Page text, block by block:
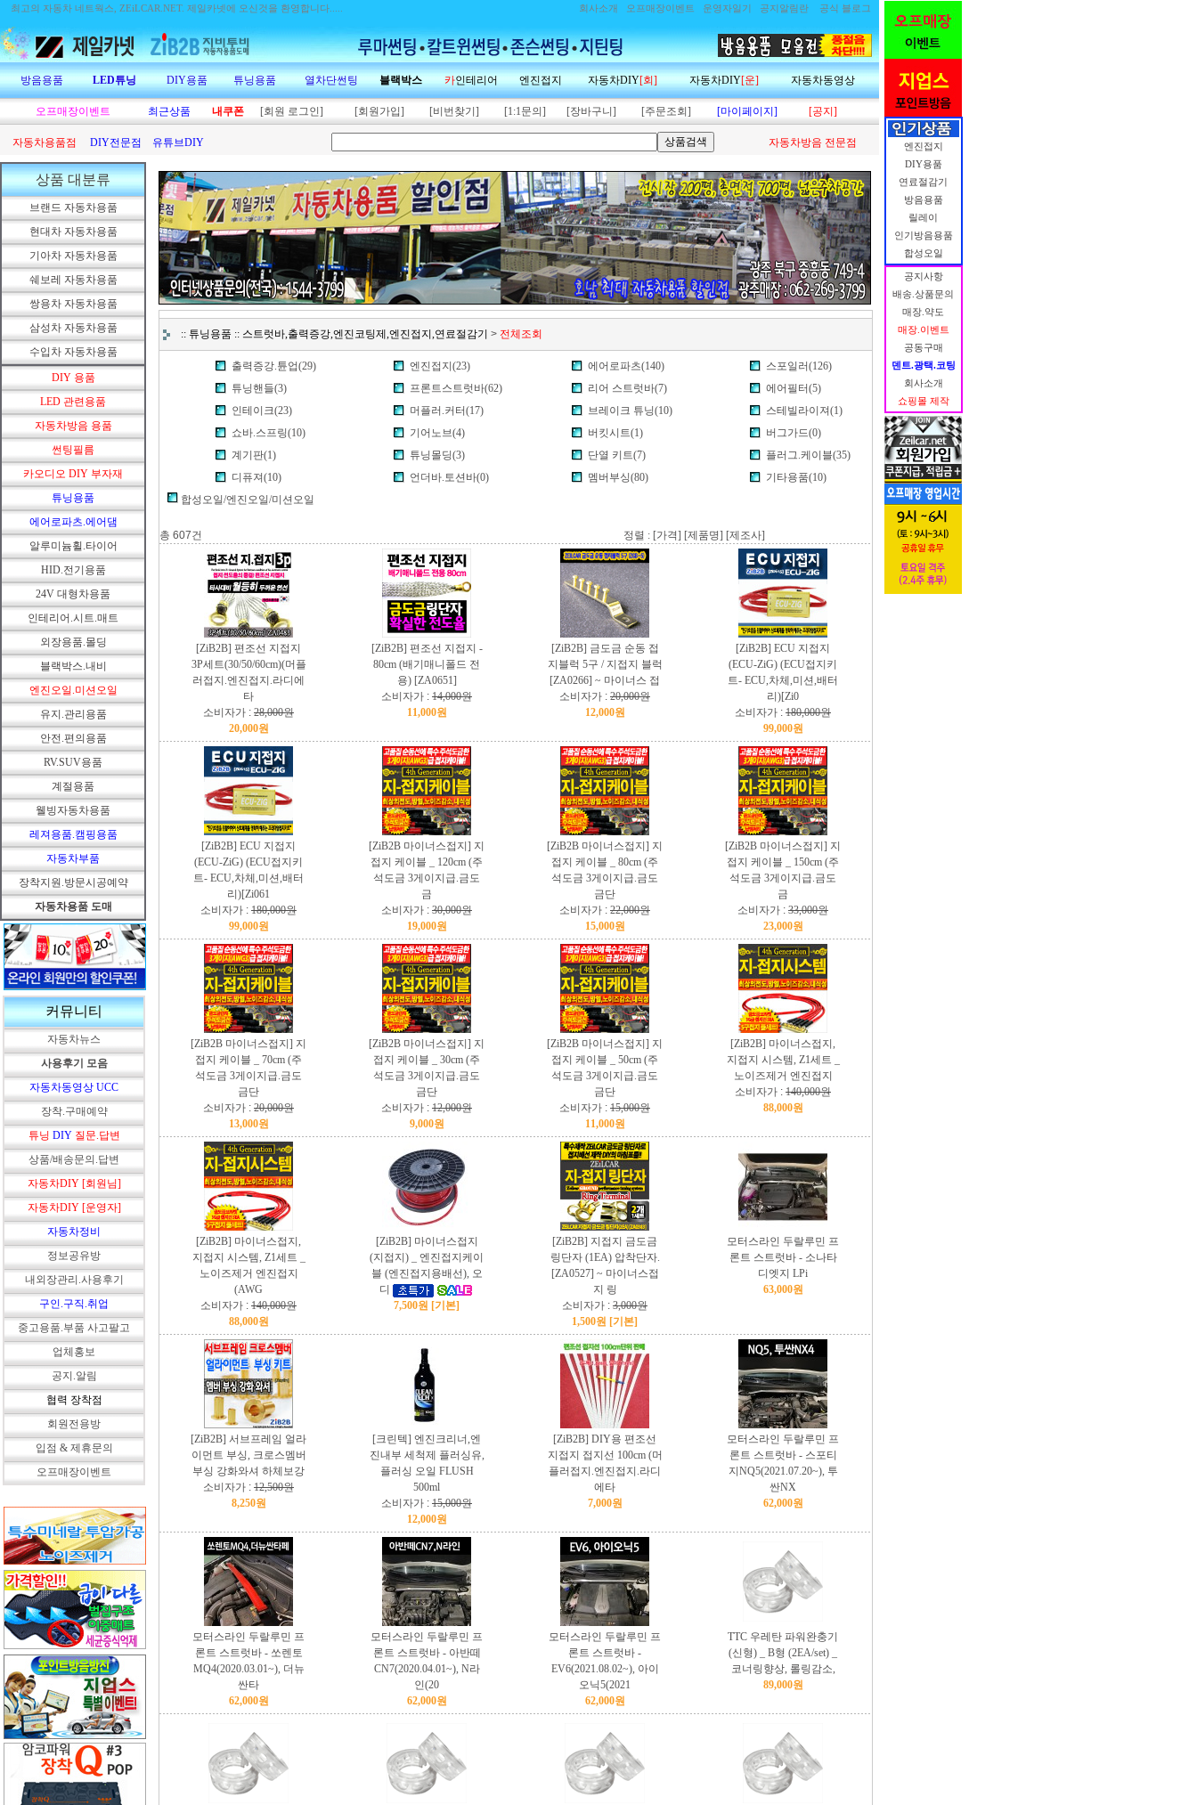
최고의 자동차 네트웍스, ZEiLCAR.NET. 제일카넷에 오신것을 환영합니다..... 회사소개 오프매장이벤트 운영자일기 공지알림란 공식 블로그
방음용품 LED튜닝 DIY용품 튜닝용품 열차단썬팅 블랙박스 카인테리어 엔진접지 자동차DIY[회] 자동차DIY[운] 자동차동영상
오프매장이벤트 최근상품 내쿠폰 [회원 로그인] [회원가입] [비번찾기] [1:1문의] [장바구니] [주문조회] [마이페이지] [공지]
자동차용품점 DIY전문점 유튜브DIY 자동차방음 전문점
상품 대분류
브랜드 자동차용품
현대차 자동차용품
기아차 자동차용품
쉐보레 자동차용품
쌍용차 자동차용품
삼성차 자동차용품
수입차 자동차용품
DIY 용품
LED 관련용품
자동차방음 용품
썬팅필름
카오디오 DIY 부자재
튜닝용품
에어로파츠.에어댐
알루미늄휠.타이어
HID.전기용품
24V 대형차용품
인테리어.시트.매트
외장용품.몰딩
블랙박스.내비
엔진오일.미션오일
유지.관리용품
안전.편의용품
RV.SUV용품
계절용품
웰빙자동차용품
레져용품.캠핑용품
자동차부품
장착지원.방문시공예약
자동차용품 도매
커뮤니티
자동차뉴스
사용후기 모음
자동차동영상 UCC
장착.구매예약
튜닝 DIY 질문.답변
상품/배송문의.답변
자동차DIY [회원님]
자동차DIY [운영자]
자동차정비
정보공유방
내외장관리.사용후기
구인.구직.취업
중고용품.부품 사고팔고
업체홍보
공지.알림
협력 장착점
회원전용방
입점 & 제휴문의
오프매장이벤트
:: 튜닝용품 :: 스트럿바,출력증강,엔진코팅제,엔진접지,연료절감기 > 전체조회
출력증강.튠업(29) 엔진접지(23) 에어로파츠(140)
스포일러(126)
튜닝핸들(3)
프론트스트럿바(62) 리어 스트럿바(7)
에어필터(5)
인테이크(23)
머플러.커터(17) 브레이크 튜닝(10)
스테빌라이져(1)
쇼바.스프링(10)
기어노브(4) 버킷시트(1)
버그가드(0)
계기판(1)
튜닝몰딩(3) 단열 키트(7)
플러그.케이블(35)
디퓨져(10)
언더바.토션바(0) 멤버부싱(80)
기타용품(10)
합성오일/엔진오일/미션오일
총 607건 정렬 : [가격] [제품명] [제조사]
[ZiB2B] 편조선 지접지
3P세트(30/50/60cm)(머플
러접지.엔진접지.라디에
타
소비자가 : 28,000원
20,000원
[ZiB2B] 편조선 지접지 -
80cm (배기매니폴드 전
용) [ZA0651]
소비자가 : 14,000원
11,000원
[ZiB2B] 금도금 순동 접
지블럭 5구 / 지접지 블럭
[ZA0266] ~ 마이너스 접
소비자가 : 20,000원
12,000원
[ZiB2B] ECU 지접지
(ECU-ZiG) (ECU접지키
트- ECU,차체,미션,배터
리)[Zi0
소비자가 : 180,000원
99,000원
[ZiB2B] ECU 지접지
(ECU-ZiG) (ECU접지키
트- ECU,차체,미션,배터
리)[Zi061
소비자가 : 180,000원
99,000원
[ZiB2B 마이너스접지] 지
접지 케이블 _ 120cm (주
석도금 3게이지급.금도
금
소비자가 : 30,000원
19,000원
[ZiB2B 마이너스접지] 지
접지 케이블 _ 80cm (주
석도금 3게이지급.금도
금단
소비자가 : 22,000원
15,000원
[ZiB2B 마이너스접지] 지
접지 케이블 _ 150cm (주
석도금 3게이지급.금도
금
소비자가 : 33,000원
23,000원
[ZiB2B 마이너스접지] 지
접지 케이블 _ 70cm (주
석도금 3게이지급.금도
금단
소비자가 : 20,000원
13,000원
[ZiB2B 마이너스접지] 지
접지 케이블 _ 30cm (주
석도금 3게이지급.금도
금단
소비자가 : 12,000원
9,000원
[ZiB2B 마이너스접지] 지
접지 케이블 _ 50cm (주
석도금 3게이지급.금도
금단
소비자가 : 15,000원
11,000원
[ZiB2B] 마이너스접지,
지접지 시스템, Z1세트 _
노이즈제거 엔진접지
소비자가 : 140,000원
88,000원
[ZiB2B] 마이너스접지,
지접지 시스템, Z1세트 _
노이즈제거 엔진접지
(AWG
소비자가 : 140,000원
88,000원
[ZiB2B] 마이너스접지
(지접지) _ 엔진접지케이
블 (엔진접지용배선), 오
디
7,500원 [기본]
[ZiB2B] 지접지 금도금
링단자 (1EA) 압착단자.
[ZA0527] ~ 마이너스접
지 링
소비자가 : 3,000원
1,500원 [기본]
모터스라인 두랄루민 프
론트 스트럿바 - 소나타
디엣지 LPi
63,000원
[ZiB2B] 서브프레임 얼라
이먼트 부싱, 크로스멤버
부싱 강화와셔 하체보강
소비자가 : 12,500원
8,250원
[크린텍] 엔진크리너,엔
진내부 세척제 플러싱유,
플러싱 오일 FLUSH
500ml
소비자가 : 15,000원
12,000원
[ZiB2B] DIY용 편조선
지접지 접지선 100cm (머
플러접지.엔진접지.라디
에타
7,000원
모터스라인 두랄루민 프
론트 스트럿바 - 스포티
지NQ5(2021.07.20~), 투
싼NX
62,000원
모터스라인 두랄루민 프
론트 스트럿바 - 쏘렌토
MQ4(2020.03.01~), 더뉴
싼타
62,000원
모터스라인 두랄루민 프
론트 스트럿바 - 아반떼
CN7(2020.04.01~), N라
인(20
62,000원
모터스라인 두랄루민 프
론트 스트럿바 -
EV6(2021.08.02~), 아이
오닉5(2021
62,000원
TTC 우레탄 파워완충기
(신형) _ B형 (2EA/set) _
코너링향상, 롤링감소,
89,000원
엔진접지
DIY용품
연료절감기
방음용품
릴레이
인기방음용품
합성오일
공지사항
배송.상품문의
매장.약도
매장.이벤트
공동구매
덴트.광택.코팅
회사소개
쇼핑몰 제작